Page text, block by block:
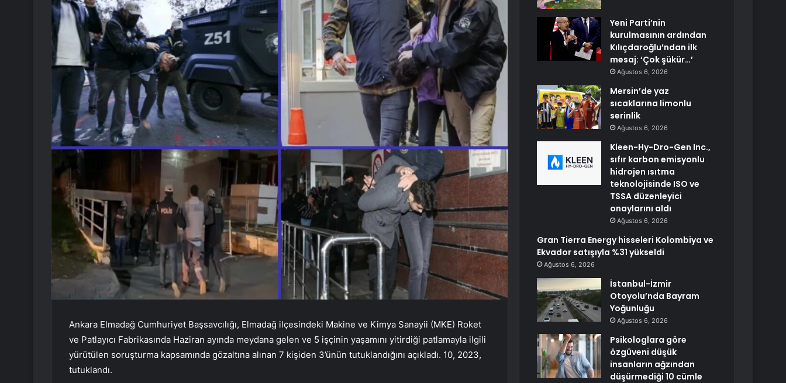
Ankara Elmadağ Cumhuriyet Başsavcılığı, Elmadağ ilçesindeki Makine ve Kimya Sanayii (MKE) Roket
ve Patlayıcı Fabrikasında Haziran ayında meydana gelen ve 5 işçinin yaşamını yitirdiği patlamayla ilgili
yürütülen soruşturma kapsamında gözaltına alınan 7 kişiden 3’ünün tutuklandığını açıkladı. 10, 2023,
tutuklandı.
Yeni Parti’nin
kurulmasının ardından
Kılıçdaroğlu’ndan ilk
mesaj: ‘Çok şükür…’
Ağustos 6, 2026
Mersin’de yaz
sıcaklarına limonlu
serinlik
Ağustos 6, 2026
Kleen-Hy-Dro-Gen Inc.,
sıfır karbon emisyonlu
hidrojen ısıtma
teknolojisinde ISO ve
TSSA düzenleyici
onaylarını aldı
Ağustos 6, 2026
Gran Tierra Energy hisseleri Kolombiya ve
Ekvador satışıyla %31 yükseldi
Ağustos 6, 2026
İstanbul-İzmir
Otoyolu’nda Bayram
Yoğunluğu
Ağustos 6, 2026
Psikologlara göre
özgüveni düşük
insanların ağzından
düşürmediği 10 cümle